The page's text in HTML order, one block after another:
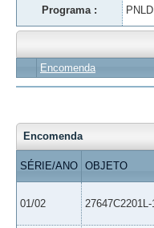
Programa : PNLD
Encomenda
Encomenda
SÉRIE/ANO OBJETO
01/02